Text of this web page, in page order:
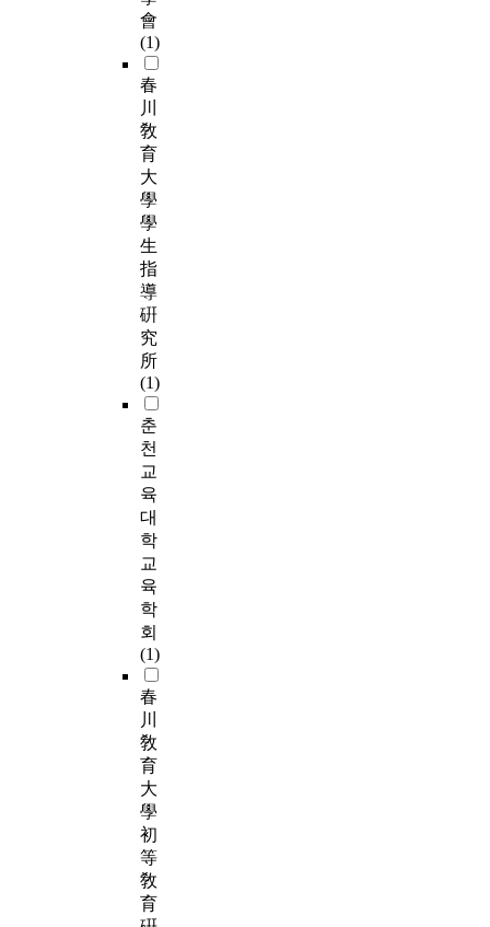
會
(1)
春
川
敎
育
大
學
學
生
指
導
硏
究
所
(1)
춘
천
교
육
대
학
교
육
학
회
(1)
春
川
敎
育
大
學
初
等
敎
育